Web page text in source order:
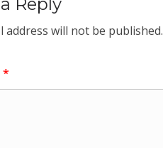
address will not be published.
*